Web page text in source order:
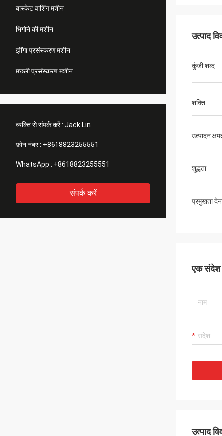
बास्केट वाशिंग मशीन
भिगोने की मशीन
झींगा प्रसंस्करण मशीन
मछली प्रसंस्करण मशीन
व्यक्ति से संपर्क करें : Jack Lin
फ़ोन नंबर : +8618823255551
WhatsApp : +8618823255551
संपर्क करें
उत्पाद
कुंजी शब्द
शक्ति
उत्पादन
शुद्धता
प्रमुखता
एक संदेश
उत्पाद